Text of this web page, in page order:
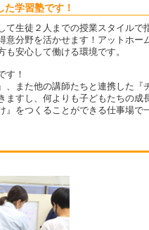
学習塾です！
生徒２人までの授業スタイルで
意分野を活かせます！アットホー
安心して働ける環境です。
す！
また他の講師たちと連携した『
すし、何よりも子どもたちの成
をつくることができる仕事場で